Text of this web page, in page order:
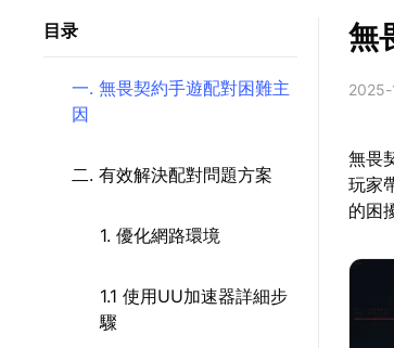
目录
一. 無畏契約手遊配對困難主
因
二. 有效解決配對問題方案
1. 優化網路環境
1.1 使用UU加速器詳細步
驟
無
無畏
玩家
的困